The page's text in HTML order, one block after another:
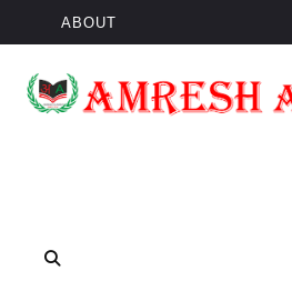
ABOUT